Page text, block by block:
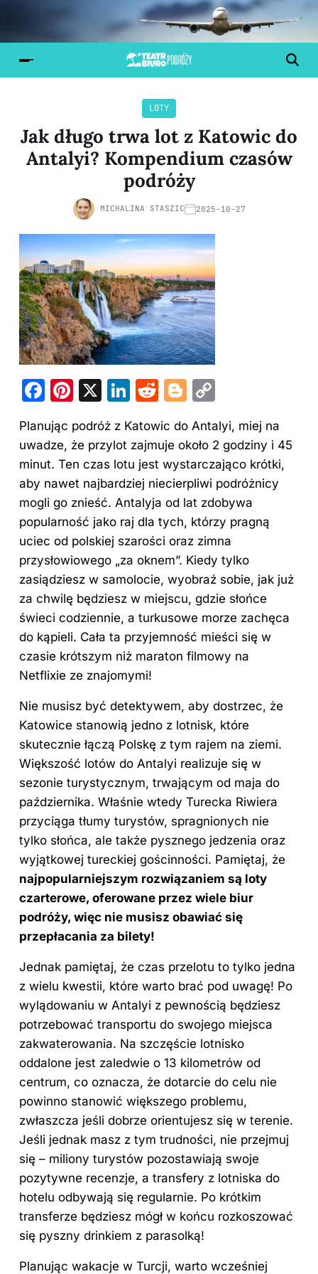
LOTY
Jak długo trwa lot z Katowic do
Antalyi? Kompendium czasów
podróży
MICHALINA STASZIC 2025-10-27
F
c
e
b
o
o
k
Pi
er
e
st
X
Li
k
e
dI
n
R
d
di
t
Bl
g
g
er
p
y
Li
n
k
Planując podróż z Katowic do Antalyi, miej na
uwadze, że przylot zajmuje około 2 godziny i 45
minut. Ten czas lotu jest wystarczająco krótki,
aby nawet najbardziej niecierpliwi podróżnicy
mogli go znieść. Antalyja od lat zdobywa
popularność jako raj dla tych, którzy pragną
uciec od polskiej szarości oraz zimna
przysłowiowego „za oknem”. Kiedy tylko
zasiądziesz w samolocie, wyobraź sobie, jak już
za chwilę będziesz w miejscu, gdzie słońce
świeci codziennie, a turkusowe morze zachęca
do kąpieli. Cała ta przyjemność mieści się w
czasie krótszym niż maraton filmowy na
Netflixie ze znajomymi!
Nie musisz być detektywem, aby dostrzec, że
Katowice stanowią jedno z lotnisk, które
skutecznie łączą Polskę z tym rajem na ziemi.
Większość lotów do Antalyi realizuje się w
sezonie turystycznym, trwającym od maja do
października. Właśnie wtedy Turecka Riwiera
przyciąga tłumy turystów, spragnionych nie
tylko słońca, ale także pysznego jedzenia oraz
wyjątkowej tureckiej gościnności. Pamiętaj, że
najpopularniejszym rozwiązaniem są loty
czarterowe, oferowane przez wiele biur
podróży, więc nie musisz obawiać się
przepłacania za bilety!
Jednak pamiętaj, że czas przelotu to tylko jedna
z wielu kwestii, które warto brać pod uwagę! Po
wylądowaniu w Antalyi z pewnością będziesz
potrzebować transportu do swojego miejsca
zakwaterowania. Na szczęście lotnisko
oddalone jest zaledwie o 13 kilometrów od
centrum, co oznacza, że dotarcie do celu nie
powinno stanowić większego problemu,
zwłaszcza jeśli dobrze orientujesz się w terenie.
Jeśli jednak masz z tym trudności, nie przejmuj
się – miliony turystów pozostawiają swoje
pozytywne recenzje, a transfery z lotniska do
hotelu odbywają się regularnie. Po krótkim
transferze będziesz mógł w końcu rozkoszować
się pyszny drinkiem z parasolką!
Planując wakacje w Turcji, warto wcześniej